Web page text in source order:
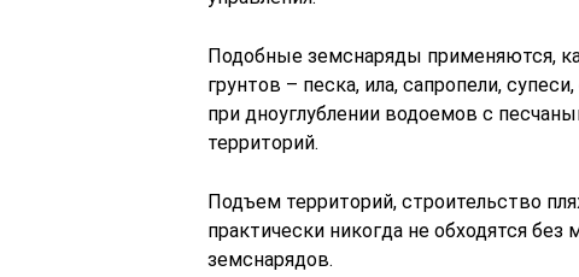
Подобные земснаряды применяются,
грунтов – песка, ила, сапропели,
при дноуглублении водоемов с
территорий.
Подъем территорий, строительство
практически никогда не обходятся
земснарядов.